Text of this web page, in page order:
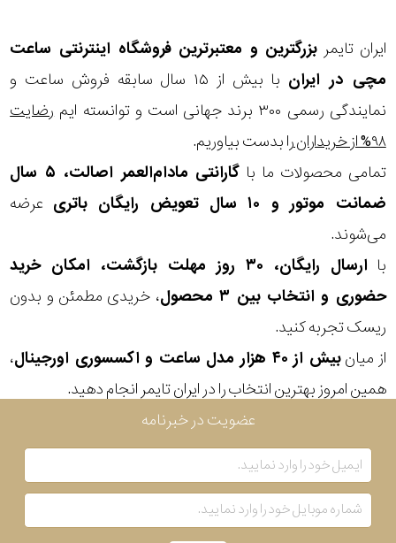
ایران تایمر بزرگترین و معتبرترین فروشگاه اینترنتی ساعت
مچی در ایران
با بیش از ۱۵ سال سابقه فروش ساعت و
نمایندگی رسمی ۳۰۰ برند جهانی است و توانسته ایم
رضایت
۹۸% از خریداران
را بدست بیاوریم.
تمامی محصولات ما با
گارانتی مادام‌العمر اصالت، ۵ سال
ضمانت موتور و ۱۰ سال تعویض رایگان باتری
عرضه
می‌شوند.
با
ارسال رایگان، ۳۰ روز مهلت بازگشت، امکان خرید
حضوری و انتخاب بین ۳ محصول
، خریدی مطمئن و بدون
ریسک تجربه کنید.
از میانبیش از ۴۰ هزار مدل ساعت و اکسسوری اورجینال
،
همین امروز بهترین انتخاب را در ایران تایمر انجام دهید.
عضویت در خبرنامه